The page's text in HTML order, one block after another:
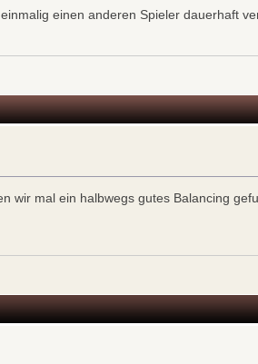
einen anderen Spieler dauerhaft
wir mal ein halbwegs gutes Balancing